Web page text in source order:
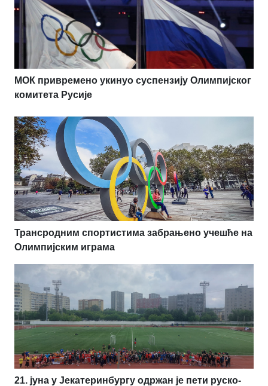
МОК привремено укинуо суспензију Олимпијског
комитета Русије
Трансродним спортистима забрањено учешће на
Олимпијским играма
21. јуна у Јекатеринбургу одржан је пети руско-